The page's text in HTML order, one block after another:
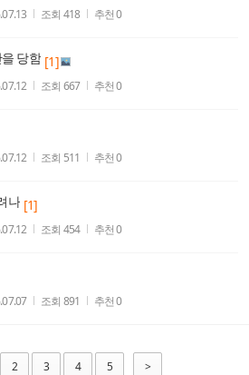
조회 418 추천0
당함 [1]
조회 667 추천0
조회 511 추천0
나 [1]
조회 454 추천0
조회 891 추천0
2 3 4 5 >